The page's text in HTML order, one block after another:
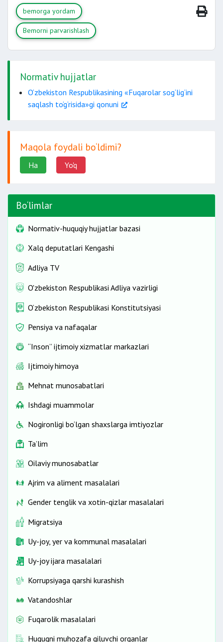
bemorga yordam
Bemorni parvarishlash
Normativ hujjatlar
O‘zbekiston Respublikasining «Fuqarolar sog‘lig‘ini
saqlash to‘g‘risida»gi qonuni
Maqola foydali bo‘ldimi?
Ha Yo'q
Bo‘limlar
Normativ-huquqiy hujjatlar bazasi
Xalq deputatlari Kengashi
Adliya TV
O'zbekiston Respublikasi Adliya vazirligi
O‘zbekiston Respublikasi Konstitutsiyasi
Pensiya va nafaqalar
“Inson” ijtimoiy xizmatlar markazlari
Ijtimoiy himoya
Mehnat munosabatlari
Ishdagi muammolar
Nogironligi bo‘lgan shaxslarga imtiyozlar
Ta’lim
Oilaviy munosabatlar
Ajrim va aliment masalalari
Gender tenglik va xotin-qizlar masalalari
Migratsiya
Uy-joy, yer va kommunal masalalari
Uy-joy ijara masalalari
Korrupsiyaga qarshi kurashish
Vatandoshlar
Fuqarolik masalalari
Huquqni muhozafa qiluvchi organlar